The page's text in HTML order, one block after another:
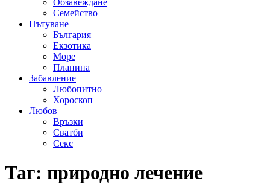
Семейство
Пътуване
България
Екзотика
Море
Планина
Забавление
Любопитно
Хороскоп
Любов
Връзки
Сватби
Секс
Таг: природно лечение